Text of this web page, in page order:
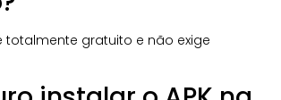
totalmente gratuito e não exige